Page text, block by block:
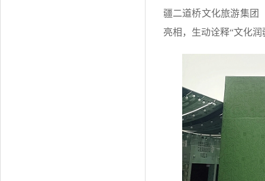
疆二道桥文化旅游集团
亮相，生动诠释“文化